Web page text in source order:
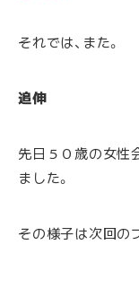
それでは、また。
追伸
先日５０歳の女性
ました。
その様子は次回の